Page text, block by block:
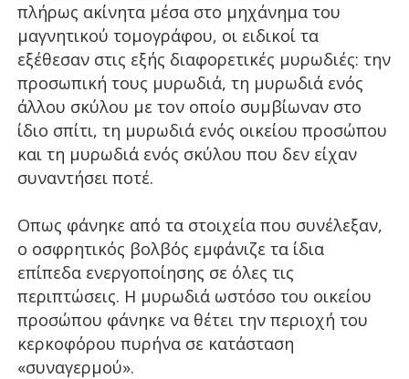
πλήρως ακίνητα μέσα στο μηχάνημα του
μαγνητικού τομογράφου, οι ειδικοί τα
εξέθεσαν στις εξής διαφορετικές μυρωδιές: την
προσωπική τους μυρωδιά, τη μυρωδιά ενός
άλλου σκύλου με τον οποίο συμβίωναν στο
ίδιο σπίτι, τη μυρωδιά ενός οικείου προσώπου
και τη μυρωδιά ενός σκύλου που δεν είχαν
συναντήσει ποτέ.
Οπως φάνηκε από τα στοιχεία που συνέλεξαν,
ο οσφρητικός βολβός εμφάνιζε τα ίδια
επίπεδα ενεργοποίησης σε όλες τις
περιπτώσεις. Η μυρωδιά ωστόσο του οικείου
προσώπου φάνηκε να θέτει την περιοχή του
κερκοφόρου πυρήνα σε κατάσταση
«συναγερμού».